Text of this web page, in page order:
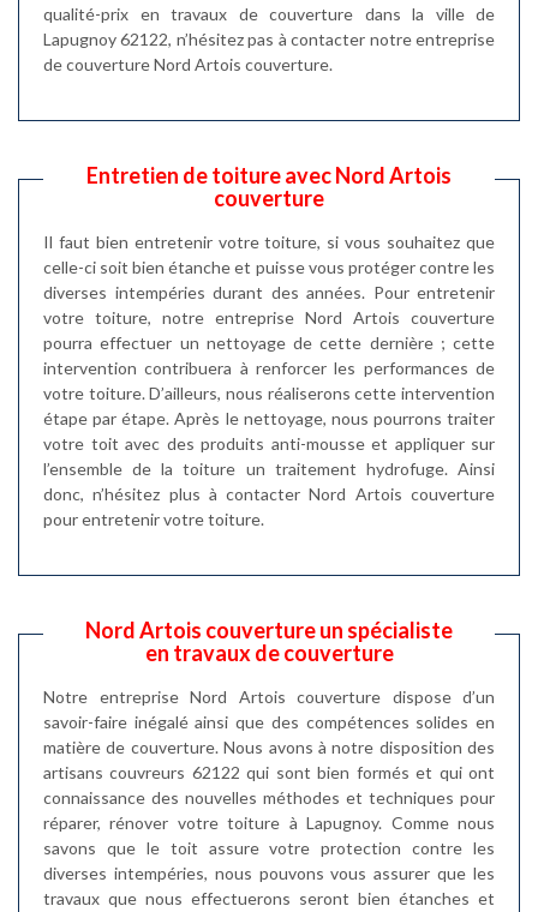
qualité-prix en travaux de couverture dans la ville de
Lapugnoy 62122, n’hésitez pas à contacter notre entreprise
de couverture Nord Artois couverture.
Entretien de toiture avec Nord Artois
couverture
Il faut bien entretenir votre toiture, si vous souhaitez que
celle-ci soit bien étanche et puisse vous protéger contre les
diverses intempéries durant des années. Pour entretenir
votre toiture, notre entreprise Nord Artois couverture
pourra effectuer un nettoyage de cette dernière ; cette
intervention contribuera à renforcer les performances de
votre toiture. D’ailleurs, nous réaliserons cette intervention
étape par étape. Après le nettoyage, nous pourrons traiter
votre toit avec des produits anti-mousse et appliquer sur
l’ensemble de la toiture un traitement hydrofuge. Ainsi
donc, n’hésitez plus à contacter Nord Artois couverture
pour entretenir votre toiture.
Nord Artois couverture un spécialiste
en travaux de couverture
Notre entreprise Nord Artois couverture dispose d’un
savoir-faire inégalé ainsi que des compétences solides en
matière de couverture. Nous avons à notre disposition des
artisans couvreurs 62122 qui sont bien formés et qui ont
connaissance des nouvelles méthodes et techniques pour
réparer, rénover votre toiture à Lapugnoy. Comme nous
savons que le toit assure votre protection contre les
diverses intempéries, nous pouvons vous assurer que les
travaux que nous effectuerons seront bien étanches et